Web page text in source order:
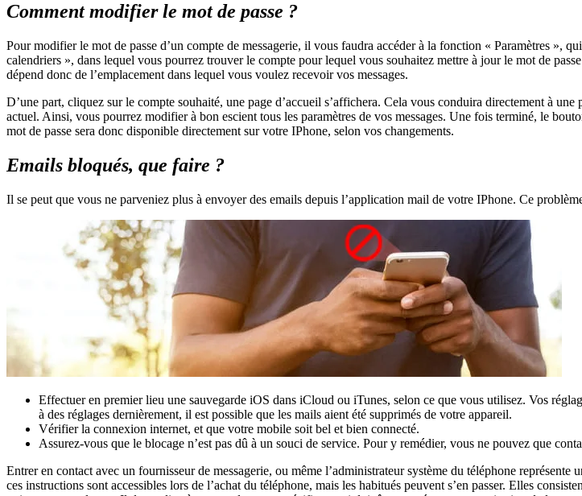
Comment modifier le mot de passe ?
Pour modifier le mot de passe d’un compte de messagerie, il vous faudra accéder à la fonction « Paramètres »,
calendriers », dans lequel vous pourrez trouver le compte pour lequel vous souhaitez mettre à jour le mot de
dépend donc de l’emplacement dans lequel vous voulez recevoir vos messages.
D’une part, cliquez sur le compte souhaité, une page d’accueil s’affichera. Cela vous conduira directement à
actuel. Ainsi, vous pourrez modifier à bon escient tous les paramètres de vos messages. Une fois terminé, le
mot de passe sera donc disponible directement sur votre IPhone, selon vos changements.
Emails bloqués, que faire ?
Il se peut que vous ne parveniez plus à envoyer des emails depuis l’application mail de votre IPhone. Ce
Effectuer en premier lieu une sauvegarde iOS dans iCloud ou iTunes, selon ce que vous utilisez. Vos
à des réglages dernièrement, il est possible que les mails aient été supprimés de votre appareil.
Vérifier la connexion internet, et que votre mobile soit bel et bien connecté.
Assurez-vous que le blocage n’est pas dû à un souci de service. Pour y remédier, vous ne pouvez que
Entrer en contact avec un fournisseur de messagerie, ou même l’administrateur système du téléphone
ces instructions sont accessibles lors de l’achat du téléphone, mais les habitués peuvent s’en passer. Elles